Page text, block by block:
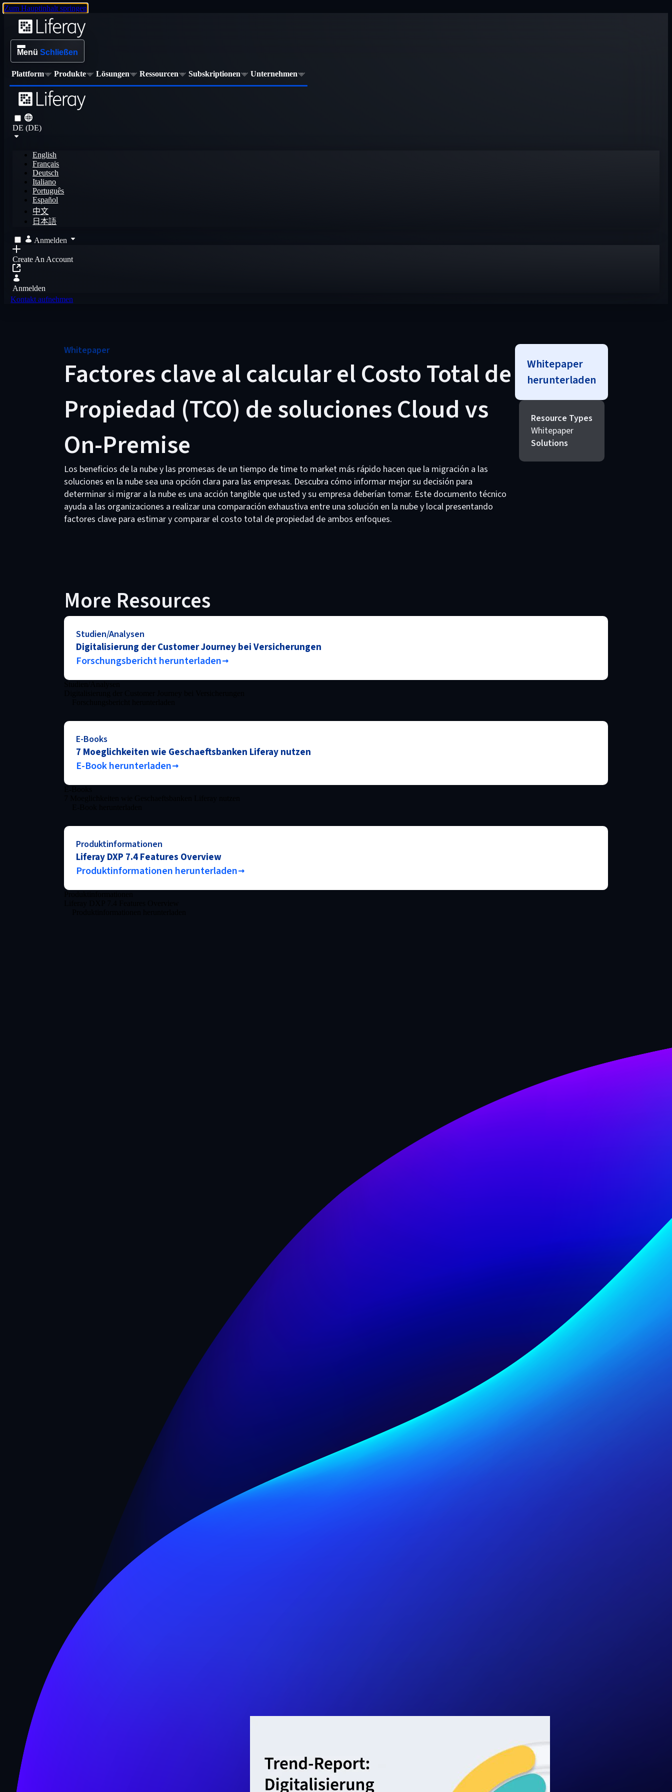
Zum Hauptinhalt springen
Menü Schließen
Plattform Produkte Lösungen Ressourcen Subskriptionen Unternehmen
DE (DE)
English
Français
Deutsch
Italiano
Português
Español
中文
日本語
Anmelden
Create An Account
Anmelden
Kontakt aufnehmen
Whitepaper
Factores clave al calcular el Costo Total de
Propiedad (TCO) de soluciones Cloud vs
On-Premise
Los beneficios de la nube y las promesas de un tiempo de time to market más rápido hacen que la migración a las
soluciones en la nube sea una opción clara para las empresas. Descubra cómo informar mejor su decisión para
determinar si migrar a la nube es una acción tangible que usted y su empresa deberían tomar. Este documento técnico
ayuda a las organizaciones a realizar una comparación exhaustiva entre una solución en la nube y local presentando
factores clave para estimar y comparar el costo total de propiedad de ambos enfoques.
Whitepaper
herunterladen
Resource Types
Whitepaper
Solutions
More Resources
Studien/Analysen
Digitalisierung der Customer Journey bei Versicherungen
Forschungsbericht herunterladen
E-Books
7 Moeglichkeiten wie Geschaeftsbanken Liferay nutzen
E-Book herunterladen
Produktinformationen
Liferay DXP 7.4 Features Overview
Produktinformationen herunterladen